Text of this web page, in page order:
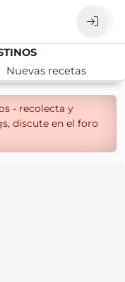
Nuevas recetas
- recolecta y
discute en el foro